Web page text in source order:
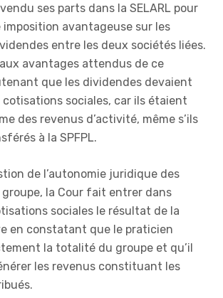
ses parts dans la SELARL pour
imposition avantageuse sur les
entre les deux sociétés liées.
avantages attendus de ce
que les dividendes devaient
sociales, car ils étaient
des revenus d’activité, même s’ils
à la SPFPL.
de l’autonomie juridique des
la Cour fait entrer dans
sociales le résultat de la
en constatant que le praticien
la totalité du groupe et qu’il
les revenus constituant les